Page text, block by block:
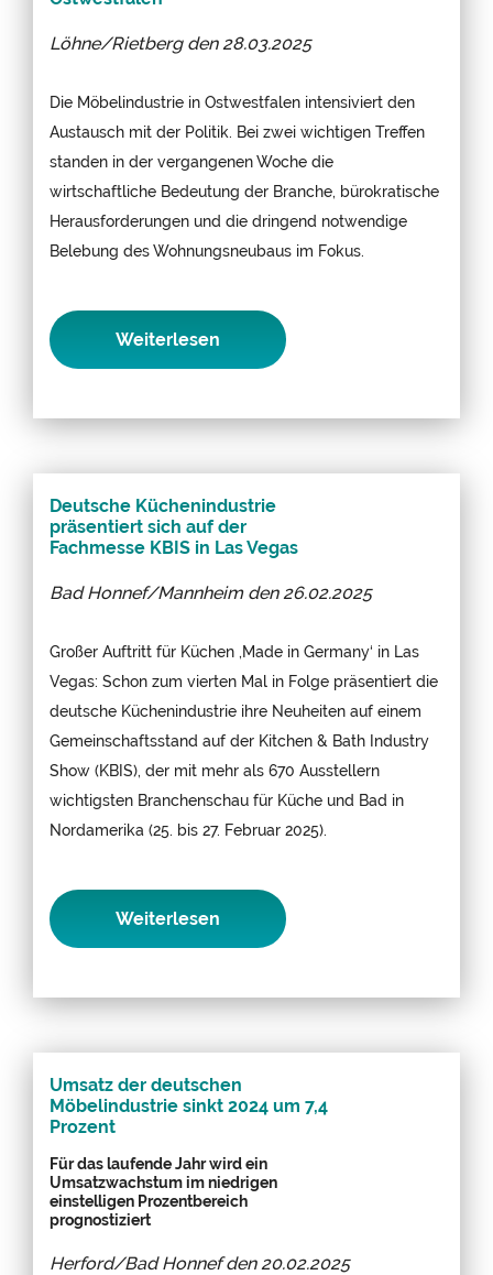
Löhne/Rietberg den 28.03.2025
Die Möbelindustrie in Ostwestfalen intensiviert den
Austausch mit der Politik. Bei zwei wichtigen Treffen
standen in der vergangenen Woche die
wirtschaftliche Bedeutung der Branche, bürokratische
Herausforderungen und die dringend notwendige
Belebung des Wohnungsneubaus im Fokus.
Weiterlesen
Deutsche Küchenindustrie
präsentiert sich auf der
Fachmesse KBIS in Las Vegas
Bad Honnef/Mannheim den 26.02.2025
Großer Auftritt für Küchen ‚Made in Germany‘ in Las
Vegas: Schon zum vierten Mal in Folge präsentiert die
deutsche Küchenindustrie ihre Neuheiten auf einem
Gemeinschaftsstand auf der Kitchen & Bath Industry
Show (KBIS), der mit mehr als 670 Ausstellern
wichtigsten Branchenschau für Küche und Bad in
Nordamerika (25. bis 27. Februar 2025).
Weiterlesen
Umsatz der deutschen
Möbelindustrie sinkt 2024 um 7,4
Prozent
Für das laufende Jahr wird ein
Umsatzwachstum im niedrigen
einstelligen Prozentbereich
prognostiziert
Herford/Bad Honnef den 20.02.2025